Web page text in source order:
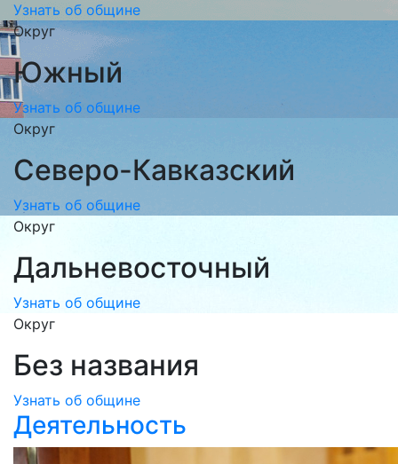
Узнать об общине
Округ
Южный
Узнать об общине
Округ
Северо-Кавказcкий
Узнать об общине
Округ
Дальневосточный
Узнать об общине
Округ
Без названия
Узнать об общине
Деятельность